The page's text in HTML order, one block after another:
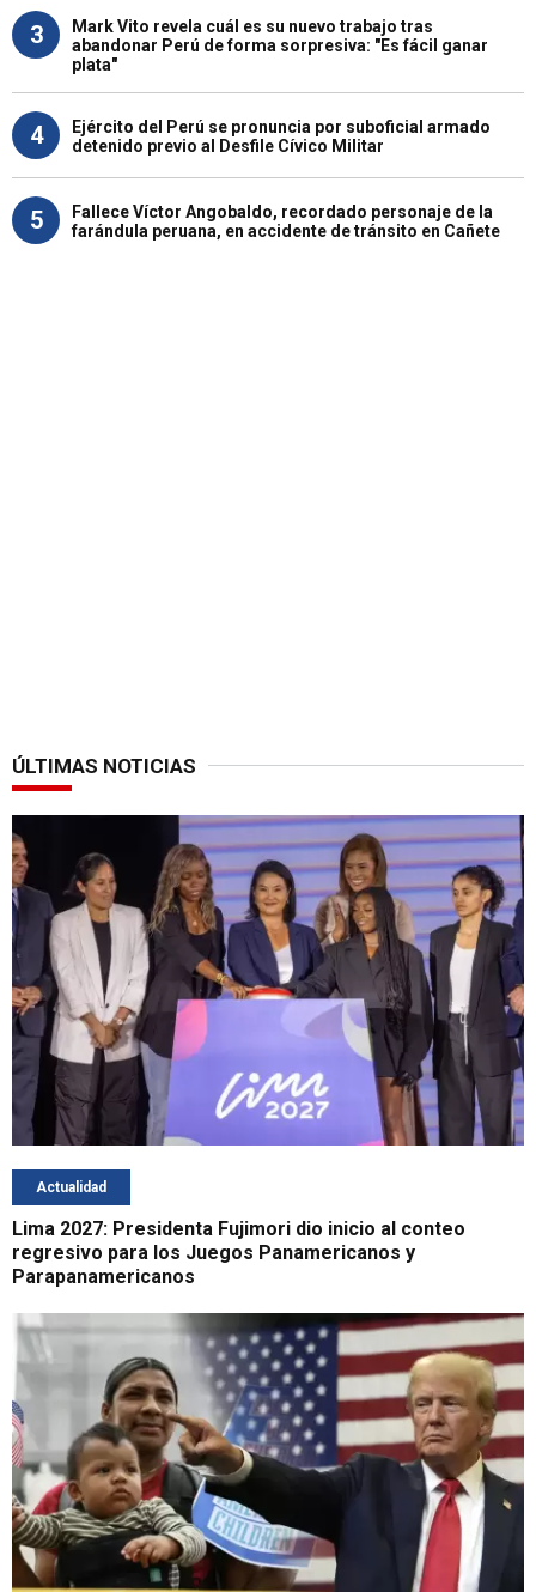
3
Mark Vito revela cuál es su nuevo trabajo tras
abandonar Perú de forma sorpresiva: "Es fácil ganar
plata"
4
Ejército del Perú se pronuncia por suboficial armado
detenido previo al Desfile Cívico Militar
5
Fallece Víctor Angobaldo, recordado personaje de la
farándula peruana, en accidente de tránsito en Cañete
ÚLTIMAS NOTICIAS
Actualidad
Lima 2027: Presidenta Fujimori dio inicio al conteo
regresivo para los Juegos Panamericanos y
Parapanamericanos